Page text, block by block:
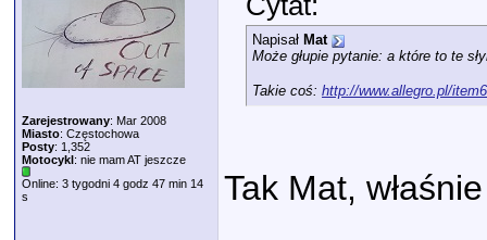
Zarejestrowany: Mar 2008
Miasto: Częstochowa
Posty: 1,352
Motocykl: nie mam AT jeszcze
Online: 3 tygodni 4 godz 47 min 14
s
Napisał Mat
Może głupie pytanie: a które to te
Takie coś: http://www.allegro.pl/
Tak Mat,